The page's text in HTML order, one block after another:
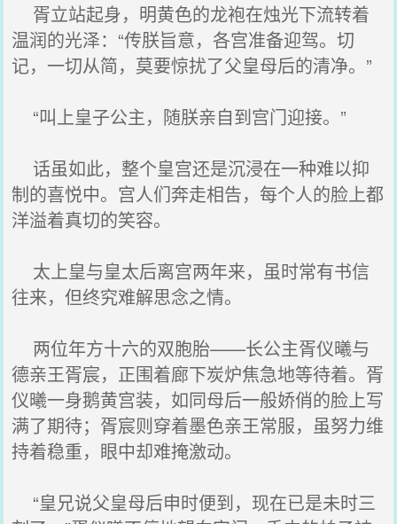
胥立站起身，明黄色的龙袍在烛光下流转着
温润的光泽：“传朕旨意，各宫准备迎驾。切
记，一切从简，莫要惊扰了父皇母后的清净。”
“叫上皇子公主，随朕亲自到宫门迎接。”
话虽如此，整个皇宫还是沉浸在一种难以抑
制的喜悦中。宫人们奔走相告，每个人的脸上都
洋溢着真切的笑容。
太上皇与皇太后离宫两年来，虽时常有书信
往来，但终究难解思念之情。
两位年方十六的双胞胎——长公主胥仪曦与
德亲王胥宸，正围着廊下炭炉焦急地等待着。胥
仪曦一身鹅黄宫装，如同母后一般娇俏的脸上写
满了期待；胥宸则穿着墨色亲王常服，虽努力维
持着稳重，眼中却难掩激动。
“皇兄说父皇母后申时便到，现在已是未时三